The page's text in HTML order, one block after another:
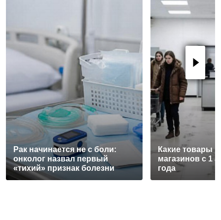
Рак начинается не с боли:
онколог назвал первый
«тихий» признак болезни
Какие товары
магазинов с 1
года